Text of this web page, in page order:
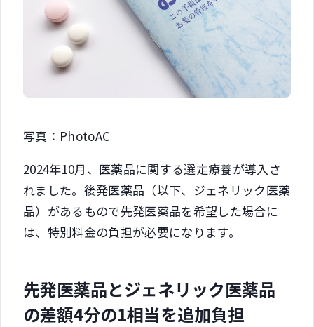
写真：PhotoAC
2024年10月、医薬品に関する選定療養が導入さ
れました。後発医薬品（以下、ジェネリック医薬
品）があるもので先発医薬品を希望した場合に
は、特別料金の負担が必要になります。
先発医薬品とジェネリック医薬品
の差額4分の1相当を追加負担